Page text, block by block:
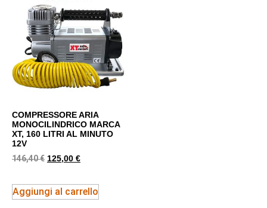
COMPRESSORE ARIA
MONOCILINDRICO MARCA
XT, 160 LITRI AL MINUTO
12V
146,40€ 125,00 €
Aggiungi al carrello